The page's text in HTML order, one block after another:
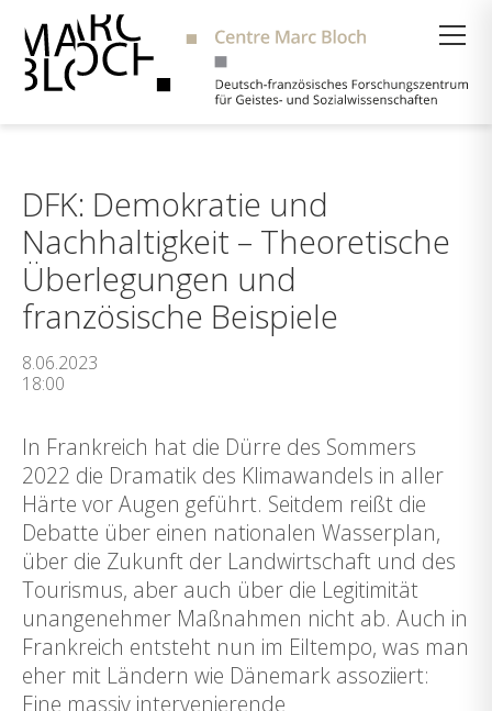
DFK: Demokratie und
Nachhaltigkeit – Theoretische
Überlegungen und
französische Beispiele
8.06.2023
18:00
In Frankreich hat die Dürre des Sommers
2022 die Dramatik des Klimawandels in aller
Härte vor Augen geführt. Seitdem reißt die
Debatte über einen nationalen Wasserplan,
über die Zukunft der Landwirtschaft und des
Tourismus, aber auch über die Legitimität
unangenehmer Maßnahmen nicht ab. Auch in
Frankreich entsteht nun im Eiltempo, was man
eher mit Ländern wie Dänemark assoziiert:
Eine massiv intervenierende